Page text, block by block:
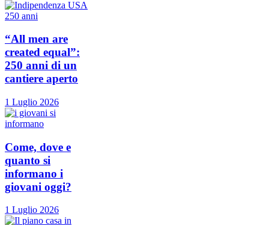
“All men are
created equal”:
250 anni di un
cantiere aperto
1 Luglio 2026
Come, dove e
quanto si
informano i
giovani oggi?
1 Luglio 2026